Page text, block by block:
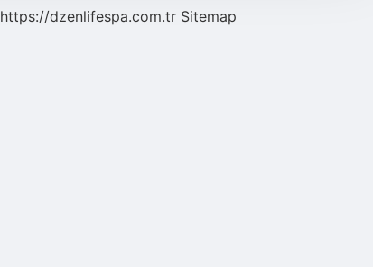
https://dzenlifespa.com.tr Sitemap